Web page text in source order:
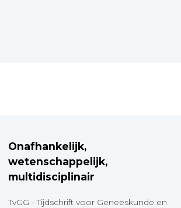
Onafhankelijk,
wetenschappelijk,
multidisciplinair
TvGG - Tijdschrift voor Geneeskunde en